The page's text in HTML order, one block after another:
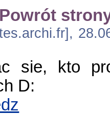
sie, kto
D: